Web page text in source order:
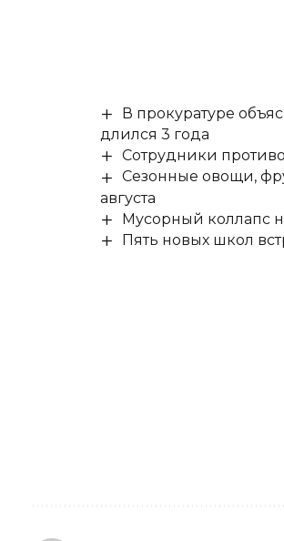
В прокуратуре
длился 3 года
Сотрудники
Сезонные овощи,
августа
Мусорный коллапс
Пять новых школ